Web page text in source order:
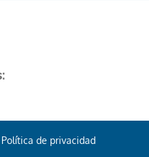
a nuestro boletín.
Política de privacidad